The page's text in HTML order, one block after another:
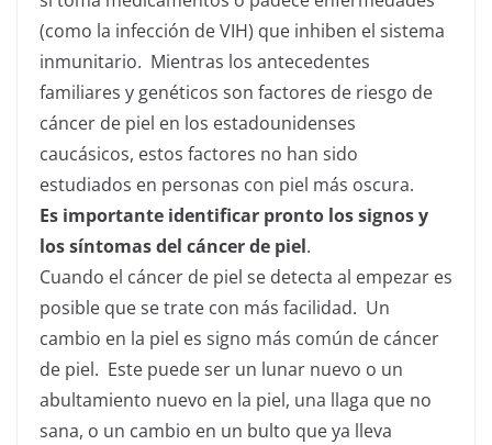
(como la infección de VIH) que inhiben el sistema
inmunitario. Mientras los antecedentes
familiares y genéticos son factores de riesgo de
cáncer de piel en los estadounidenses
caucásicos, estos factores no han sido
estudiados en personas con piel más oscura.
Es importante identificar pronto los signos y
los síntomas del cáncer de piel.
Cuando el cáncer de piel se detecta al empezar es
posible que se trate con más facilidad. Un
cambio en la piel es signo más común de cáncer
de piel. Este puede ser un lunar nuevo o un
abultamiento nuevo en la piel, una llaga que no
sana, o un cambio en un bulto que ya lleva